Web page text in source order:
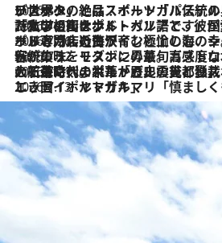
2026.8.8
リスボンの絶品スイーツ「パステル・デ・ナタ」とは？ポルトガル伝統の奥深い世界へ
2026.7.27
「私の祖国はポルトガル語です」国民的詩人フェルナンド・ペソアと、彼が愛した文学の街を歩く
2026.7.26
ポルトガル近海が育む極上の海の幸。キリリと冷えた白ワインと愉しむ、シーフード専門店の贅沢
2026.7.22
伝統の味をモダンに昇華。高感度な地元客が集う、リスボンの最旬ガストロノミー
2026.7.21
大航海時代の栄華から、震災、独裁、そして革命へ。ポルトガル・首都リスボンの石畳に刻まれた「歴史の光と影」
2026.7.13
エッセイ・ヤマザキマリ「慎ましくも美しき国 ポルトガル」